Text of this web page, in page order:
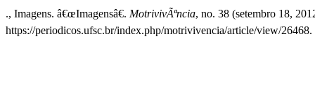
., Imagens. â€œImagensâ€. MotrivivÃªncia, no. 38 (setembro 18,
https://periodicos.ufsc.br/index.php/motrivivencia/article/view/26468.